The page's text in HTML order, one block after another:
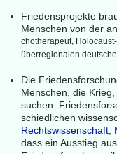
Friedensprojekte
Menschen von der
chotherapeut,
überregionalen
Die
Menschen, die
suchen.
schiedlichen
Rechtswissenschaft
dass ein Ausstieg